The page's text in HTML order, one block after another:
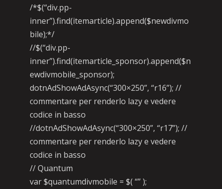
/*$(“div.pp-
inner”).find(itemarticle).append($newdivmo
bile);*/
//$(“div.pp-
inner”).find(itemarticle_sponsor).append($n
ewdivmobile_sponsor);
dotnAdShowAdAsync(“300×250”, “r16”); //
commentare per renderlo lazy e vedere
codice in basso
//dotnAdShowAdAsync(“300×250”, “r17”); //
commentare per renderlo lazy e vedere
codice in basso
// Quantum
var $quantumdivmobile = $( “” );